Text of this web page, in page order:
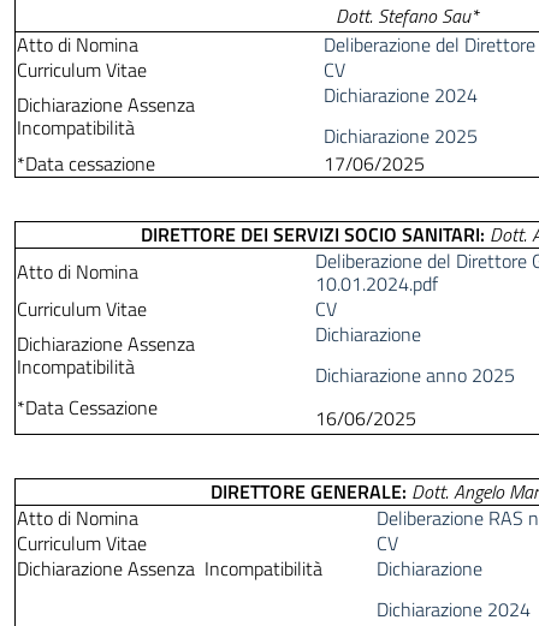
Dott. Stefano Sau*
Atto di Nomina
Deliberazione del
Curriculum Vitae
CV
Dichiarazione Assenza
Incompatibilità
Dichiarazione 2024
Dichiarazione 2025
*Data cessazione
17/06/2025
DIRETTORE DEI SERVIZI SOCIO SANITARI: Dott.
Atto di Nomina
Deliberazione del Direttore
10.01.2024.pdf
Curriculum Vitae
CV
Dichiarazione Assenza
Incompatibilità
*Data Cessazione
Dichiarazione
Dichiarazione anno 2025
16/06/2025
DIRETTORE GENERALE: Dott. Angelo
Atto di Nomina
Deliberazione
Curriculum Vitae
CV
Dichiarazione Assenza Incompatibilità
Dichiarazione
Dichiarazione 2024